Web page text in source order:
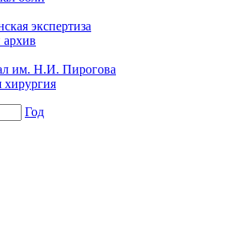
экспертиза
архив
им. Н.И. Пирогова
хирургия
Год